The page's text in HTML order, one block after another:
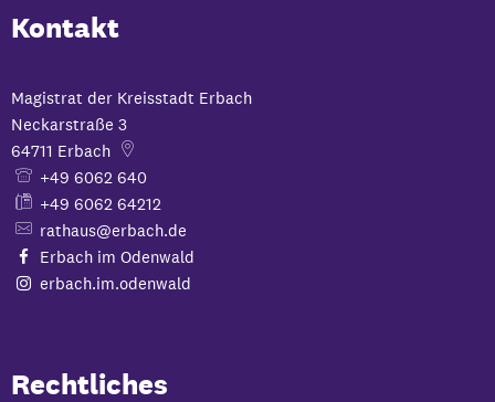
Kontakt
Magistrat der Kreisstadt Erbach
Neckarstraße 3
64711 Erbach
+49 6062 640
+49 6062 64212
rathaus@erbach.de
Erbach im Odenwald
erbach.im.odenwald
Rechtliches